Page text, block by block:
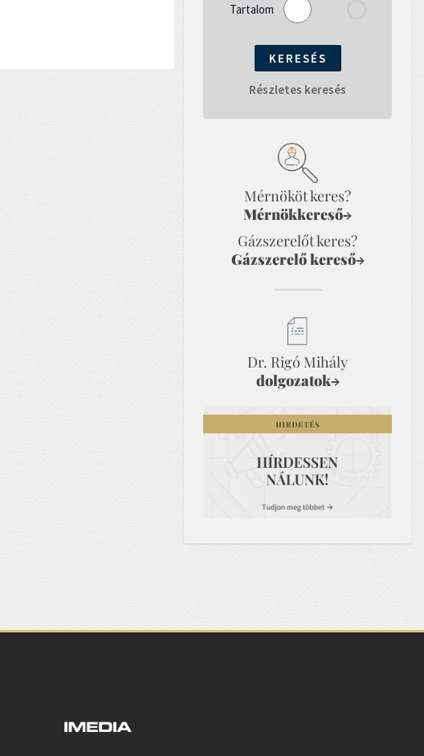
Tartalom
Részletes keresés
Mérnököt keres?
Mérnökkereső→
Gázszerelőt keres?
Gázszerelő kereső→
Dr. Rigó Mihály
dolgozatok→